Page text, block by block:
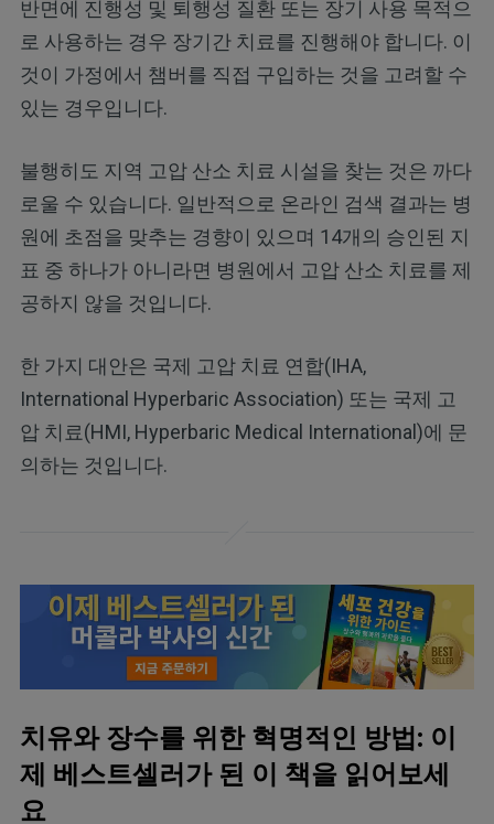
반면에 진행성 및 퇴행성 질환 또는 장기 사용 목적으
로 사용하는 경우 장기간 치료를 진행해야 합니다. 이
것이 가정에서 챔버를 직접 구입하는 것을 고려할 수
있는 경우입니다.
불행히도 지역 고압 산소 치료 시설을 찾는 것은 까다
로울 수 있습니다. 일반적으로 온라인 검색 결과는 병
원에 초점을 맞추는 경향이 있으며 14개의 승인된 지
표 중 하나가 아니라면 병원에서 고압 산소 치료를 제
공하지 않을 것입니다.
한 가지 대안은 국제 고압 치료 연합(IHA,
International Hyperbaric Association) 또는 국제 고
압 치료(HMI, Hyperbaric Medical International)에 문
의하는 것입니다.
치유와 장수를 위한 혁명적인 방법: 이
제 베스트셀러가 된 이 책을 읽어보세
요